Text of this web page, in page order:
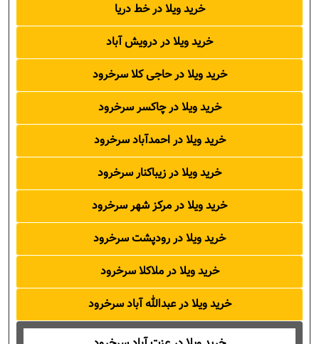
خرید ویلا در خط دریا
خرید ویلا در درویش آباد
خرید ویلا در حاجی کلا سرخرود
خرید ویلا در چاکسر سرخرود
خرید ویلا در احمدآباد سرخرود
خرید ویلا در زیباکنار سرخرود
خرید ویلا در مرکز شهر سرخرود
خرید ویلا در رودپشت سرخرود
خرید ویلا در ملاکلا سرخرود
خرید ویلا در عبدالله آباد سرخرود